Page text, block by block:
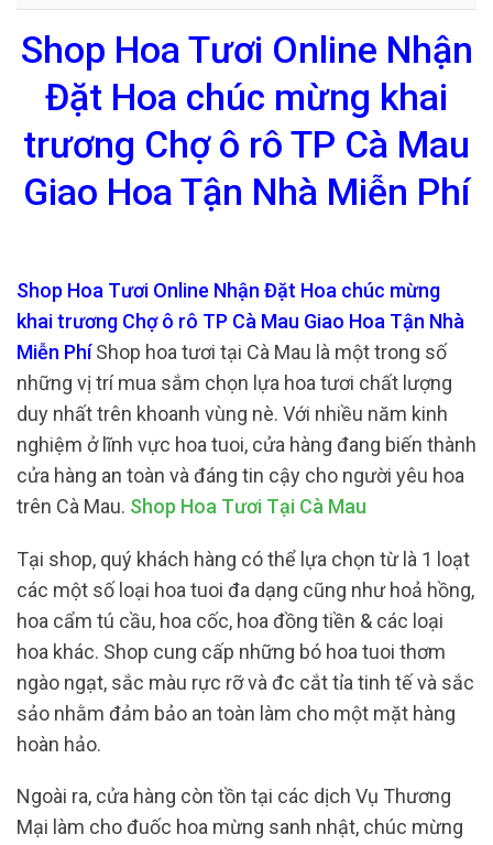
Shop Hoa Tươi Online Nhận
Đặt Hoa chúc mừng khai
trương Chợ ô rô TP Cà Mau
Giao Hoa Tận Nhà Miễn Phí
Shop Hoa Tươi Online Nhận Đặt Hoa chúc mừng
khai trương Chợ ô rô TP Cà Mau Giao Hoa Tận Nhà
Miễn PhíShop hoa tươi tại Cà Mau là một trong số
những vị trí mua sắm chọn lựa hoa tươi chất lượng
duy nhất trên khoanh vùng nè. Với nhiều năm kinh
nghiệm ở lĩnh vực hoa tuoi, cửa hàng đang biến thành
cửa hàng an toàn và đáng tin cậy cho người yêu hoa
trên Cà Mau. Shop Hoa Tươi Tại Cà Mau
Tại shop, quý khách hàng có thể lựa chọn từ là 1 loạt
các một số loại hoa tuoi đa dạng cũng như hoả hồng,
hoa cẩm tú cầu, hoa cốc, hoa đồng tiền & các loại
hoa khác. Shop cung cấp những bó hoa tuoi thơm
ngào ngạt, sắc màu rực rỡ và đc cắt tỉa tinh tế và sắc
sảo nhằm đảm bảo an toàn làm cho một mặt hàng
hoàn hảo.
Ngoài ra, cửa hàng còn tồn tại các dịch Vụ Thương
Mại làm cho đuốc hoa mừng sanh nhật, chúc mừng